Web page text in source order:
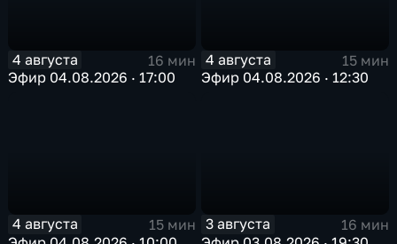
4 августа
16 мин
Эфир 04.08.2026 · 17:00
4 августа
15 мин
Эфир 04.08.2026 · 12:30
4 августа
15 мин
3 августа
16 мин